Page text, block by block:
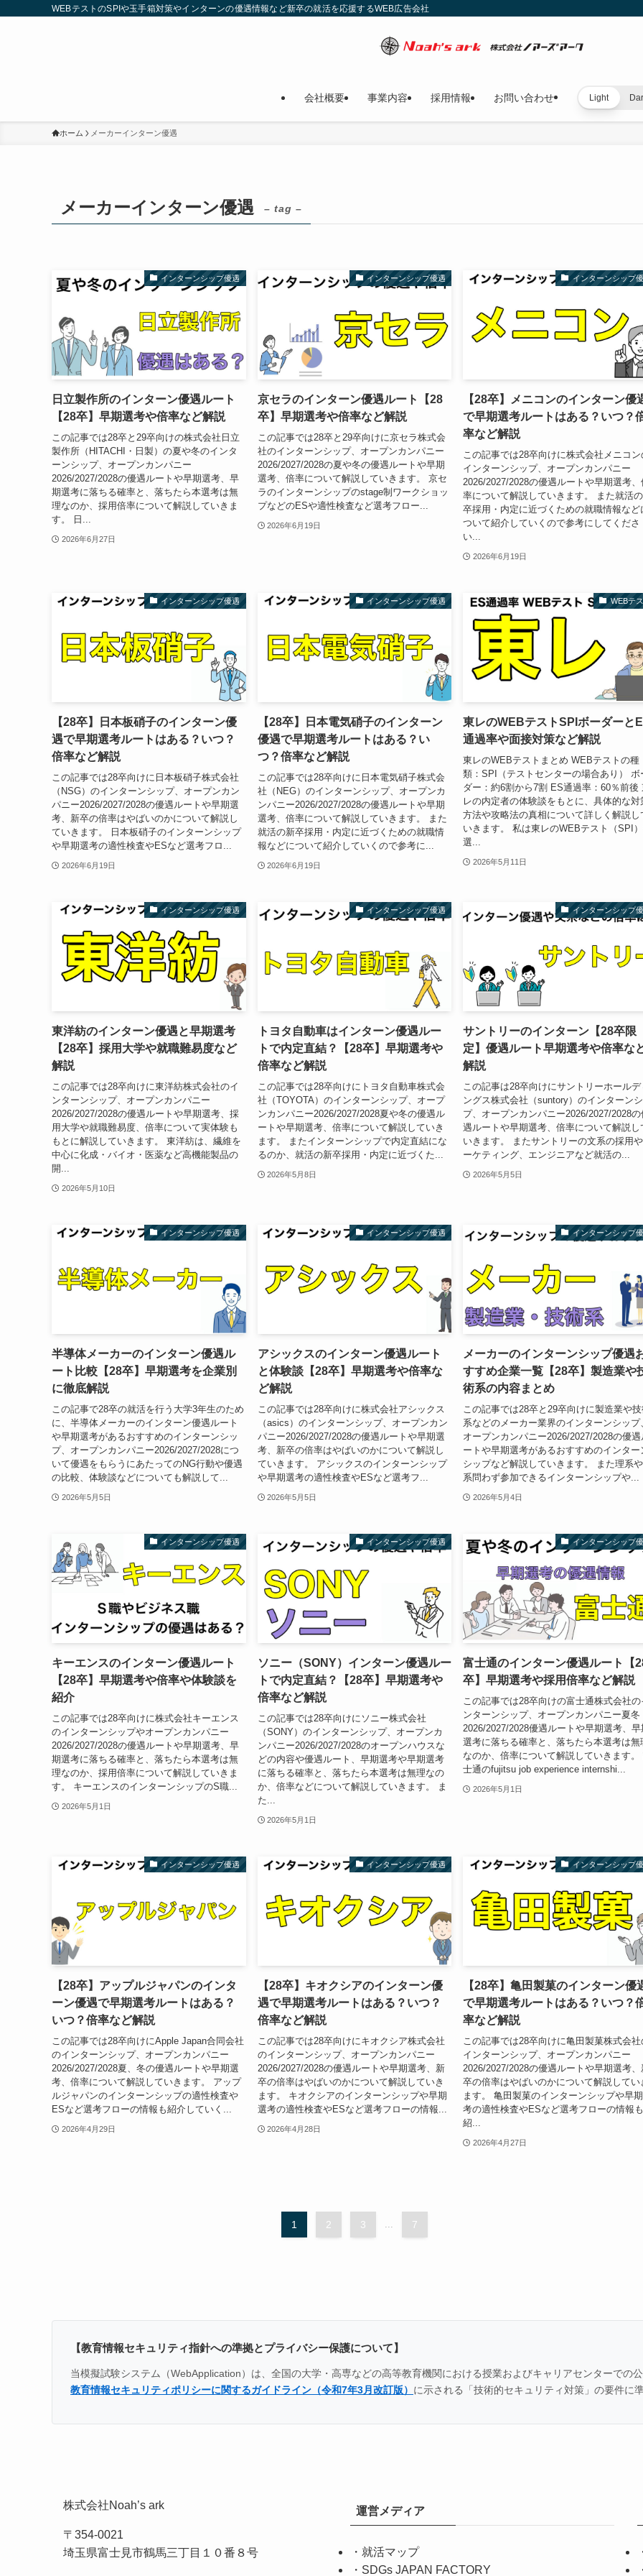
WEBテストのSPIや玉手箱対策やインターンの優遇情報など新卒の就活を応援するWEB広告会社
会社概要 事業内容 採用情報 お問い合わせ Light
ホーム メーカーインターン優遇
メーカーインターン優遇 – tag –
インターンシップ優遇
日立製作所のインターン優遇ルート
【28卒】早期選考や倍率など解説
この記事では28卒と29卒向けの株式会社日立
製作所（HITACHI・日製）の夏や冬のインタ
ーンシップ、オープンカンパニー
2026/2027/2028の優遇ルートや早期選考、早
期選考に落ちる確率と、落ちたら本選考は無
理なのか、採用倍率について解説していきま
す。 日...
2026年6月27日
インターンシップ優遇
京セラのインターン優遇ルート【28
卒】早期選考や倍率など解説
この記事では28卒と29卒向けに京セラ株式会
社のインターンシップ、オープンカンパニー
2026/2027/2028の夏や冬の優遇ルートや早期
選考、倍率について解説していきます。 京セ
ラのインターンシップのstage制ワークショッ
プなどのESや適性検査など選考フロー...
2026年6月19日
インターンシップ
【28卒】メニコンのインターン優
で早期選考ルートはある？いつ？
率など解説
この記事では28卒向けに株式会社メニコン
インターンシップ、オープンカンパニー
2026/2027/2028の優遇ルートや早期選考、
率について解説していきます。 また就活
卒採用・内定に近づくための就職情報など
ついて紹介していくので参考にしてくださ
い...
2026年6月19日
インターンシップ優遇
【28卒】日本板硝子のインターン優
遇で早期選考ルートはある？いつ？
倍率など解説
この記事では28卒向けに日本板硝子株式会社
（NSG）のインターンシップ、オープンカン
パニー2026/2027/2028の優遇ルートや早期選
考、新卒の倍率はやばいのかについて解説し
ていきます。 日本板硝子のインターンシップ
や早期選考の適性検査やESなど選考フロ...
2026年6月19日
インターンシップ優遇
【28卒】日本電気硝子のインターン
優遇で早期選考ルートはある？い
つ？倍率など解説
この記事では28卒向けに日本電気硝子株式会
社（NEG）のインターンシップ、オープンカ
ンパニー2026/2027/2028の優遇ルートや早期
選考、倍率について解説していきます。 また
就活の新卒採用・内定に近づくための就職情
報などについて紹介していくので参考に...
2026年6月19日
WEBテ
東レのWEBテストSPIボーダーと
通過率や面接対策など解説
東レのWEBテストまとめ WEBテストの種
類：SPI（テストセンターの場合あり） ボ
ダー：約6割から7割 ES通過率：60％前後
レの内定者の体験談をもとに、具体的な対
方法や攻略法の真相について詳しく解説し
いきます。 私は東レのWEBテスト（SPI
選...
2026年5月11日
インターンシップ優遇
東洋紡のインターン優遇と早期選考
【28卒】採用大学や就職難易度など
解説
この記事では28卒向けに東洋紡株式会社のイ
ンターンシップ、オープンカンパニー
2026/2027/2028の優遇ルートや早期選考、採
用大学や就職難易度、倍率について実体験も
もとに解説していきます。 東洋紡は、繊維を
中心に化成・バイオ・医薬など高機能製品の
開...
2026年5月10日
インターンシップ優遇
トヨタ自動車はインターン優遇ルー
トで内定直結？【28卒】早期選考や
倍率など解説
この記事では28卒向けにトヨタ自動車株式会
社（TOYOTA）のインターンシップ、オープ
ンカンパニー2026/2027/2028夏や冬の優遇ル
ートや早期選考、倍率について解説していき
ます。 またインターンシップで内定直結にな
るのか、就活の新卒採用・内定に近づくた...
2026年5月8日
インターンシップ
サントリーのインターン【28卒限
定】優遇ルート早期選考や倍率な
解説
この記事は28卒向けにサントリーホールデ
ングス株式会社（suntory）のインターン
プ、オープンカンパニー2026/2027/2028の
遇ルートや早期選考、倍率について解説し
いきます。 またサントリーの文系の採用
ーケティング、エンジニアなど就活の...
2026年5月5日
インターンシップ優遇
半導体メーカーのインターン優遇ル
ート比較【28卒】早期選考を企業別
に徹底解説
この記事で28卒の就活を行う大学3年生のため
に、半導体メーカーのインターン優遇ルート
や早期選考があるおすすめのインターンシッ
プ、オープンカンパニー2026/2027/2028につ
いて優遇をもらうにあたってのNG行動や優遇
の比較、体験談などについても解説して...
2026年5月5日
インターンシップ優遇
アシックスのインターン優遇ルート
と体験談【28卒】早期選考や倍率な
ど解説
この記事では28卒向けに株式会社アシックス
（asics）のインターンシップ、オープンカン
パニー2026/2027/2028の優遇ルートや早期選
考、新卒の倍率はやばいのかについて解説し
ていきます。 アシックスのインターンシップ
や早期選考の適性検査やESなど選考フ...
2026年5月5日
インターンシップ
メーカーのインターンシップ優遇
すすめ企業一覧【28卒】製造業や
術系の内容まとめ
この記事では28卒と29卒向けに製造業や
系などのメーカー業界のインターンシップ
オープンカンパニー2026/2027/2028の優遇
ートや早期選考があるおすすめのインター
シップなど解説していきます。 また理系
系問わず参加できるインターンシップや...
2026年5月4日
インターンシップ優遇
キーエンスのインターン優遇ルート
【28卒】早期選考や倍率や体験談を
紹介
この記事では28卒向けに株式会社キーエンス
のインターンシップやオープンカンパニー
2026/2027/2028の優遇ルートや早期選考、早
期選考に落ちる確率と、落ちたら本選考は無
理なのか、採用倍率について解説していきま
す。 キーエンスのインターンシップのS職...
2026年5月1日
インターンシップ優遇
ソニー（SONY）インターン優遇ルー
トで内定直結？【28卒】早期選考や
倍率など解説
この記事では28卒向けにソニー株式会社
（SONY）のインターンシップ、オープンカ
ンパニー2026/2027/2028のオープンハウスな
どの内容や優遇ルート、早期選考や早期選考
に落ちる確率と、落ちたら本選考は無理なの
か、倍率などについて解説していきます。 ま
た...
2026年5月1日
インターンシップ
富士通のインターン優遇ルート【
卒】早期選考や採用倍率など解説
この記事では28卒向けの富士通株式会社の
ンターンシップ、オープンカンパニー夏冬
2026/2027/2028優遇ルートや早期選考、早
選考に落ちる確率と、落ちたら本選考は無
なのか、倍率について解説していきます。
士通のfujitsu job experience internshi...
2026年5月1日
インターンシップ優遇
【28卒】アップルジャパンのインタ
ーン優遇で早期選考ルートはある？
いつ？倍率など解説
この記事では28卒向けにApple Japan合同会社
のインターンシップ、オープンカンパニー
2026/2027/2028夏、冬の優遇ルートや早期選
考、倍率について解説していきます。 アップ
ルジャパンのインターンシップの適性検査や
ESなど選考フローの情報も紹介していく...
2026年4月29日
インターンシップ優遇
【28卒】キオクシアのインターン優
遇で早期選考ルートはある？いつ？
倍率など解説
この記事では28卒向けにキオクシア株式会社
のインターンシップ、オープンカンパニー
2026/2027/2028の優遇ルートや早期選考、新
卒の倍率はやばいのかについて解説していき
ます。 キオクシアのインターンシップや早期
選考の適性検査やESなど選考フローの情報...
2026年4月28日
インターンシップ
【28卒】亀田製菓のインターン優
で早期選考ルートはある？いつ？
率など解説
この記事では28卒向けに亀田製菓株式会社
インターンシップ、オープンカンパニー
2026/2027/2028の優遇ルートや早期選考、
卒の倍率はやばいのかについて解説してい
ます。 亀田製菓のインターンシップや早
考の適性検査やESなど選考フローの情報も
紹...
2026年4月27日
1 2 3 7
【教育情報セキュリティ指針への準拠とプライバシー保護について】
当模擬試験システム（WebApplication）は、全国の大学・高専などの高等教育機関における授業およびキャリアセンターでの
教育情報セキュリティポリシーに関するガイドライン（令和7年3月改訂版） に示される「技術的セキュリティ対策」の要件に
株式会社Noah’s ark
〒354-0021
埼玉県富士見市鶴馬三丁目１０番８号
運営メディア
・ 就活マップ
・ SDGs JAPAN FACTORY